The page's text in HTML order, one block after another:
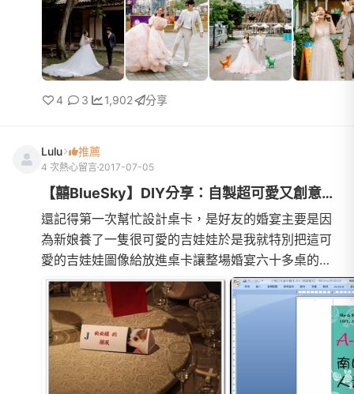
4 3 1,902 分享
Lulu 推薦
4 次熱心留言 2017-07-05
【囍BlueSky】DIY分享：自製超可愛又創意的桌卡 (三角立式 & 橫...
還記得第一次幫忙設計桌卡，是好友的婚宴主要是因
為新娘養了一隻很可愛的吉娃娃於是我就特別把這可
愛的吉娃娃圖像給放進桌卡讓整場婚宴六十多桌的桌
卡多了許多豐富性 (笑)當時簡易的設計了一款橫式的
三角桌卡，也獲...